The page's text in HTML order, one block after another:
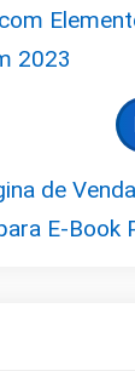
2023
de
E-Book